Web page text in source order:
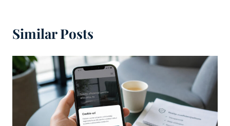
Similar Posts